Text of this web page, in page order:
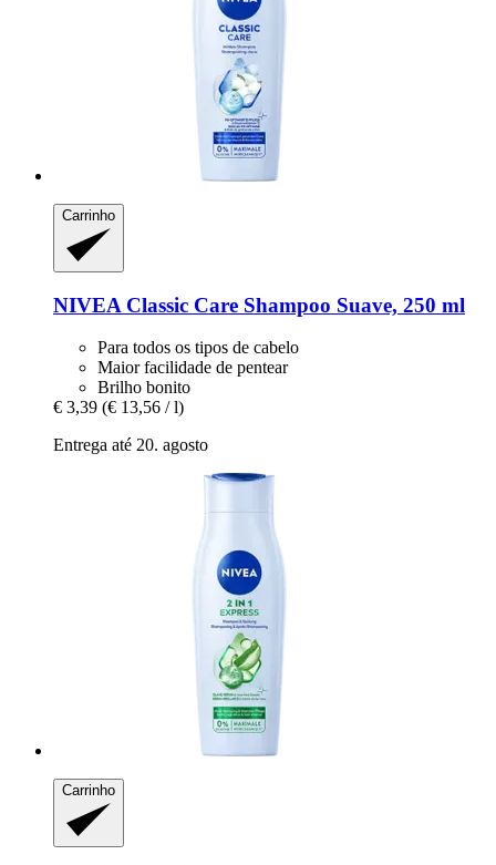
Carrinho
NIVEA Classic Care Shampoo Suave, 250 ml
Para todos os tipos de cabelo
Maior facilidade de pentear
Brilho bonito
€ 3,39 (€ 13,56 / l)
Entrega até 20. agosto
Carrinho